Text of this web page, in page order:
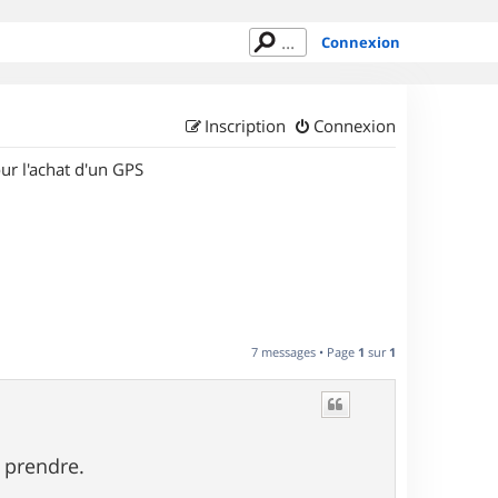
Connexion
Connexion
Inscription
l'achat d'un GPS
7 messages • Page 1 sur 1